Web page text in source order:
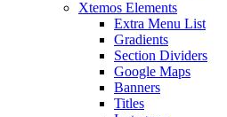
Xtemos Elements
Extra Menu List
Gradients
Section Dividers
Google Maps
Banners
Titles